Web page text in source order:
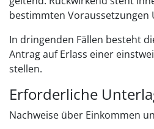
bestimmten Voraussetzungen
In dringenden Fällen besteht
Antrag auf Erlass einer
stellen.
Erforderliche
Nachweise über Einkommen